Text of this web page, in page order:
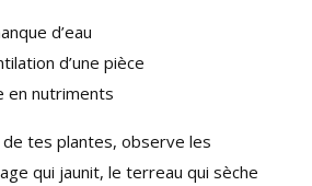
d’eau
d’une pièce
en nutriments
tes plantes, observe les
qui jaunit, le terreau qui sèche